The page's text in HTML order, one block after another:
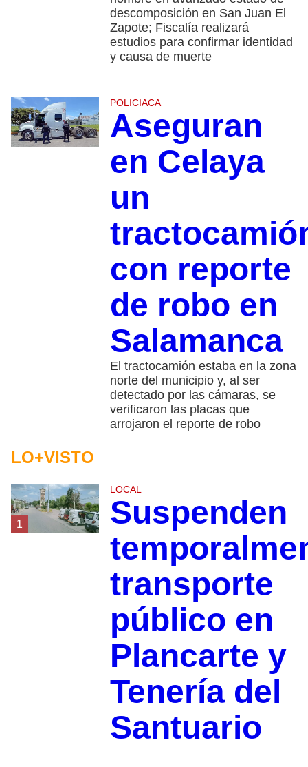
descomposición en San Juan El
Zapote; Fiscalía realizará
estudios para confirmar identidad
y causa de muerte
POLICIACA
Aseguran
en Celaya
un
con reporte
de robo en
Salamanca
El tractocamión estaba en la zona
norte del municipio y, al ser
detectado por las cámaras, se
verificaron las placas que
arrojaron el reporte de robo
LO+VISTO
1
LOCAL
Suspenden
transporte
público en
Plancarte y
Tenería del
Santuario